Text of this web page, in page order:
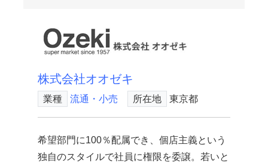
株式会社オオゼキ
業種 流通・小売 所在地 東京都
希望部門に100％配属でき、個店主義という
独自のスタイルで社員に権限を委譲。若いと